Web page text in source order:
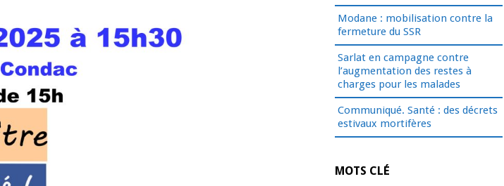
Modane : mobilisation contre la
fermeture du SSR
Sarlat en campagne contre
l’augmentation des restes à
charges pour les malades
Communiqué. Santé : des décrets
estivaux mortifères
MOTS CLÉ